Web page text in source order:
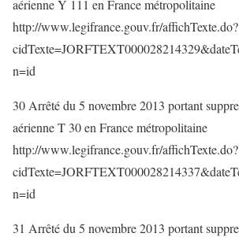
aérienne Y 111 en France métropolitaine
http://www.legifrance.gouv.fr/affichTexte.do?
n=id
30 Arrêté du 5 novembre 2013 portant
aérienne T 30 en France métropolitaine
http://www.legifrance.gouv.fr/affichTexte.do?
n=id
31 Arrêté du 5 novembre 2013 portant